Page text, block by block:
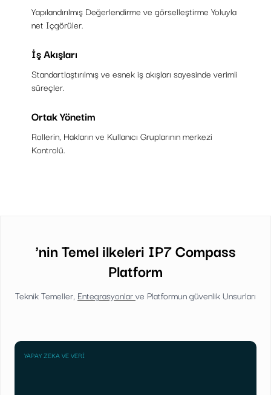
Yapılandırılmış Değerlendirme ve görselleştirme Yoluyla
net Içgörüler.
İş Akışları
Standartlaştırılmış ve esnek iş akışları sayesinde verimli
süreçler.
Ortak Yönetim
Rollerin, Hakların ve Kullanıcı Gruplarının merkezi
Kontrolü.
'nin Temel ilkeleri IP7 Compass
Platform
Teknik Temeller, Entegrasyonlarve Platformun güvenlik Unsurları
YAPAY ZEKA VE VERI